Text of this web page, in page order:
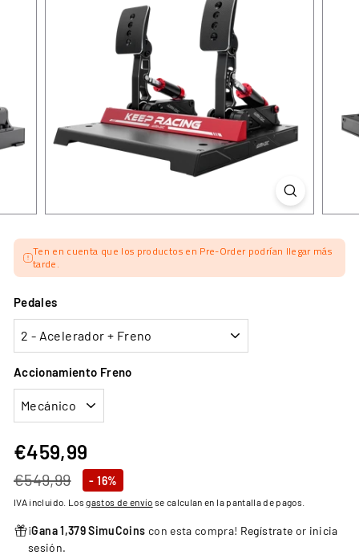
Ten en cuenta que los productos en Pre-Order podrían llegar más
tarde.
Pedales
Accionamiento Freno
Precio
habitual
€549,99€549,99
Precio
de
oferta
€459,99
- 16%
IVA incluido. Losgastos de envío se calculan en la pantalla de pagos.
¡Gana 1,379 SimuCoins con esta compra! Regístrate or inicia
sesión.